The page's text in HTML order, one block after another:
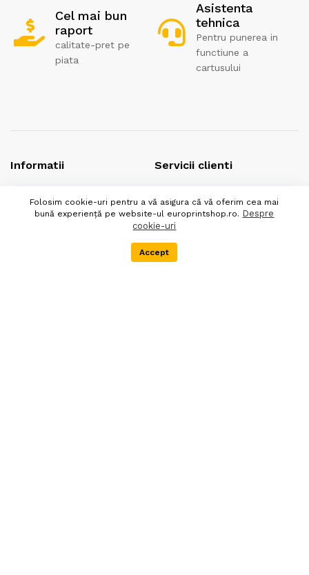
Categorii
Cel mai bun
raport
calitate-pret pe
piata
Asistenta
tehnica
Pentru punerea in
functiune a
cartusului
Informatii
Politica de returnare
Politica de confidentialitate
Servicii clienti
Contact
Despre noi
Folosim cookie-uri pentru a vă asigura că vă oferim cea mai
bună experiență pe website-ul europrintshop.ro. Despre
cookie-uri
Accept